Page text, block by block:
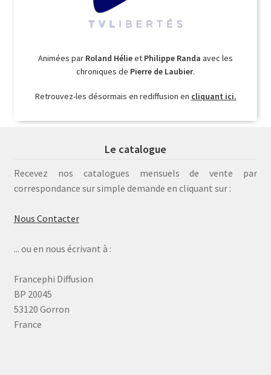
Animées par Roland Hélieet Philippe Randa avec les
chroniques de Pierre de Laubier.
Retrouvez-les désormais en rediffusion en cliquant ici.
Le catalogue
Recevez nos catalogues mensuels de vente par
correspondance sur simple demande en cliquant sur :
Nous Contacter
... ou en nous écrivant à :
Francephi Diffusion
BP 20045
53120 Gorron
France